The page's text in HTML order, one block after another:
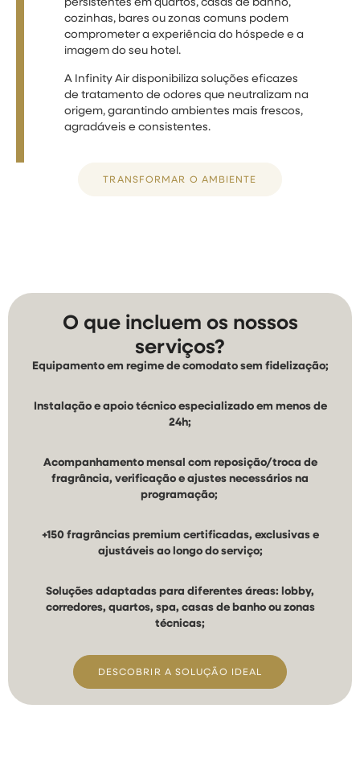
cozinhas, bares ou zonas comuns podem
comprometer a experiência do hóspede e a
imagem do seu hotel.
A Infinity Air disponibiliza soluções eficazes
de tratamento de odores que neutralizam na
origem, garantindo ambientes mais frescos,
agradáveis e consistentes.
TRANSFORMAR O AMBIENTE
O que incluem os nossos
serviços?
Equipamento em regime de comodato sem fidelização;
Instalação e apoio técnico especializado em menos de
24h;
Acompanhamento mensal com reposição/troca de
fragrância, verificação e ajustes necessários na
programação;
+150 fragrâncias premium certificadas, exclusivas e
ajustáveis ao longo do serviço;
Soluções adaptadas para diferentes áreas: lobby,
corredores, quartos, spa, casas de banho ou zonas
técnicas;
DESCOBRIR A SOLUÇÃO IDEAL